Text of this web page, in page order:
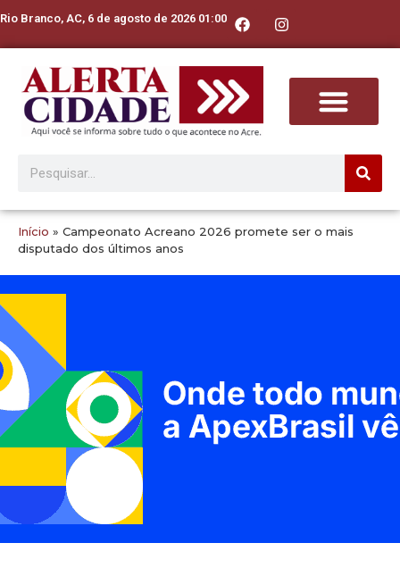
Rio Branco, AC, 6 de agosto de 2026 01:00
Início » Campeonato Acreano 2026 promete ser o mais
disputado dos últimos anos